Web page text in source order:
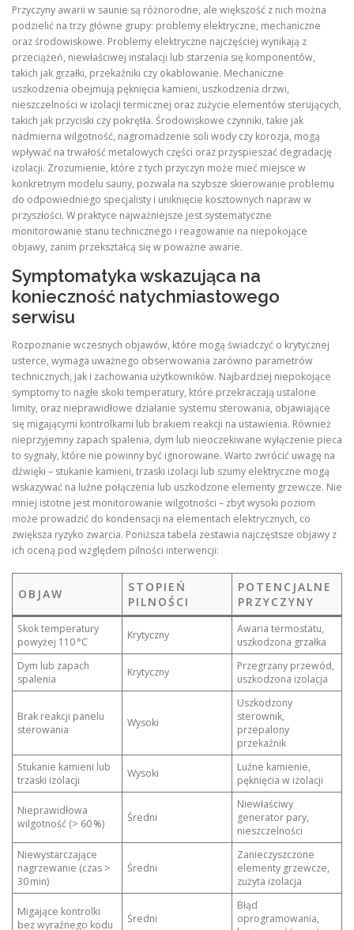
Przyczyny awarii w saunie są różnorodne, ale większość z nich można
podzielić na trzy główne grupy: problemy elektryczne, mechaniczne
oraz środowiskowe. Problemy elektryczne najczęściej wynikają z
przeciążeń, niewłaściwej instalacji lub starzenia się komponentów,
takich jak grzałki, przekaźniki czy okablowanie. Mechaniczne
uszkodzenia obejmują pęknięcia kamieni, uszkodzenia drzwi,
nieszczelności w izolacji termicznej oraz zużycie elementów sterujących,
takich jak przyciski czy pokrętła. Środowiskowe czynniki, takie jak
nadmierna wilgotność, nagromadzenie soli wody czy korozja, mogą
wpływać na trwałość metalowych części oraz przyspieszać degradację
izolacji. Zrozumienie, które z tych przyczyn może mieć miejsce w
konkretnym modelu sauny, pozwala na szybsze skierowanie problemu
do odpowiedniego specjalisty i uniknięcie kosztownych napraw w
przyszłości. W praktyce najważniejsze jest systematyczne
monitorowanie stanu technicznego i reagowanie na niepokojące
objawy, zanim przekształcą się w poważne awarie.
Symptomatyka wskazująca na
konieczność natychmiastowego
serwisu
Rozpoznanie wczesnych objawów, które mogą świadczyć o krytycznej
usterce, wymaga uważnego obserwowania zarówno parametrów
technicznych, jak i zachowania użytkowników. Najbardziej niepokojące
symptomy to nagłe skoki temperatury, które przekraczają ustalone
limity, oraz nieprawidłowe działanie systemu sterowania, objawiające
się migającymi kontrolkami lub brakiem reakcji na ustawienia. Również
nieprzyjemny zapach spalenia, dym lub nieoczekiwane wyłączenie pieca
to sygnały, które nie powinny być ignorowane. Warto zwrócić uwagę na
dźwięki – stukanie kamieni, trzaski izolacji lub szumy elektryczne mogą
wskazywać na luźne połączenia lub uszkodzone elementy grzewcze. Nie
mniej istotne jest monitorowanie wilgotności – zbyt wysoki poziom
może prowadzić do kondensacji na elementach elektrycznych, co
zwiększa ryzyko zwarcia. Poniższa tabela zestawia najczęstsze objawy z
ich oceną pod względem pilności interwencji:
OBJAW
STOPIEŃ
PILNOŚCI
POTENCJALNE
PRZYCZYNY
Skok temperatury
powyżej 110 °C
Krytyczny
Awaria termostatu,
uszkodzona grzałka
Dym lub zapach
spalenia
Krytyczny
Przegrzany przewód,
uszkodzona izolacja
Brak reakcji panelu
sterowania
Wysoki
Uszkodzony
sterownik,
przepalony
przekaźnik
Stukanie kamieni lub
trzaski izolacji
Wysoki
Luźne kamienie,
pęknięcia w izolacji
Nieprawidłowa
wilgotność (> 60 %)
Średni
Niewłaściwy
generator pary,
nieszczelności
Niewystarczające
nagrzewanie (czas >
30 min)
Średni
Zanieczyszczone
elementy grzewcze,
zużyta izolacja
Migające kontrolki
bez wyraźnego kodu
Średni
Błąd
oprogramowania,